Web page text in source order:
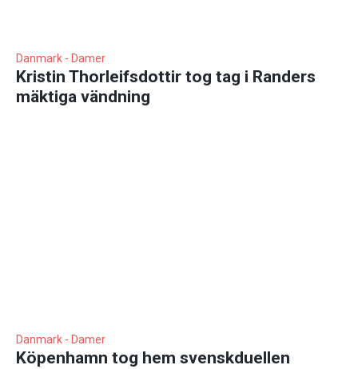
Danmark - Damer
Kristin Thorleifsdottir tog tag i Randers
mäktiga vändning
Danmark - Damer
Köpenhamn tog hem svenskduellen